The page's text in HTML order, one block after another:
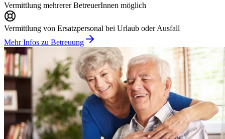
Vermittlung mehrerer BetreuerInnen möglich
Vermittlung von Ersatzpersonal bei Urlaub oder Ausfall
Mehr Infos zu Betreuung